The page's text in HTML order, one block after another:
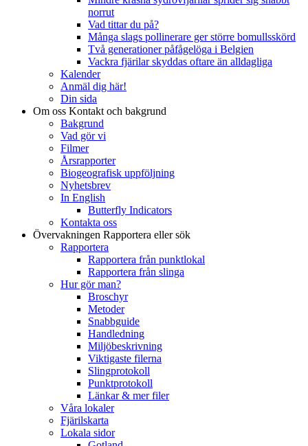
norrut
Vad tittar du på?
Många slags pollinerare ger större bomullsskörd
Två generationer påfågelöga i Belgien
Vackra fjärilar skyddas oftare än alldagliga
Kalender
Anmäl dig här!
Din sida
Om oss Kontakt och bakgrund
Bakgrund
Vad gör vi
Filmer
Årsrapporter
Biogeografisk uppföljning
Nyhetsbrev
In English
Butterfly Indicators
Kontakta oss
Övervakningen Rapportera eller sök
Rapportera
Rapportera från punktlokal
Rapportera från slinga
Hur gör man?
Broschyr
Metoder
Snabbguide
Handledning
Miljöbeskrivning
Viktigaste filerna
Slingprotokoll
Punktprotokoll
Länkar & mer filer
Våra lokaler
Fjärilskarta
Lokala sidor